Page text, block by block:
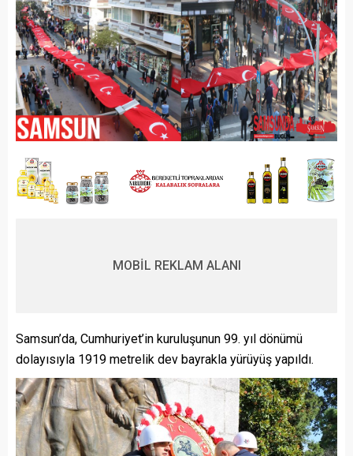
MOBİL REKLAM ALANI
Samsun’da, Cumhuriyet’in kuruluşunun 99. yıl dönümü
dolayısıyla 1919 metrelik dev bayrakla yürüyüş yapıldı.